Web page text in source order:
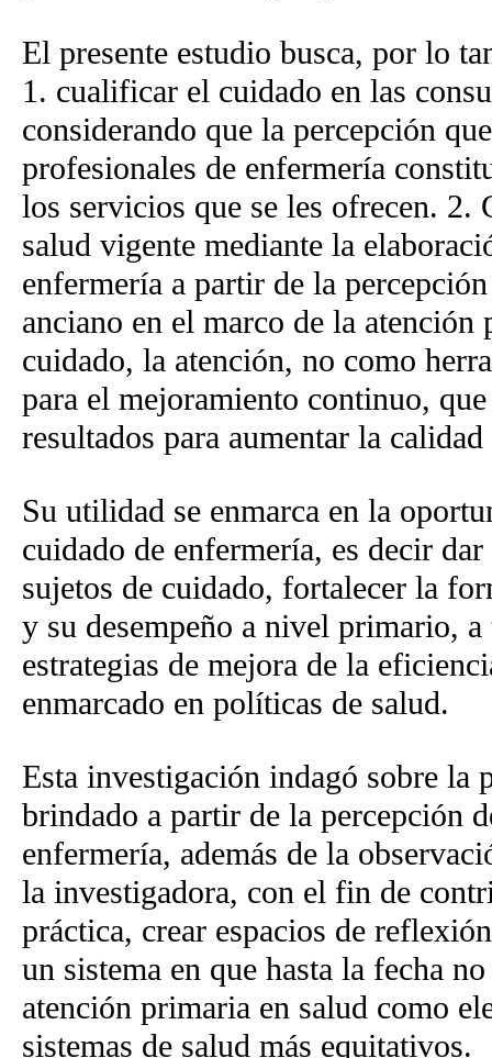
El presente estudio busca, por lo
1. cualificar el cuidado en las
considerando que la percepción
profesionales de enfermería
los servicios que se les ofrecen.
salud vigente mediante la
enfermería a partir de la
anciano en el marco de la
cuidado, la atención, no como
para el mejoramiento continuo,
resultados para aumentar la
Su utilidad se enmarca en la
cuidado de enfermería, es decir
sujetos de cuidado, fortalecer la
y su desempeño a nivel primario, a
estrategias de mejora de la
enmarcado en políticas de salud.
Esta investigación indagó sobre la
brindado a partir de la percepción
enfermería, además de la
la investigadora, con el fin de
práctica, crear espacios de
un sistema en que hasta la fecha
atención primaria en salud como
sistemas de salud más equitativos.